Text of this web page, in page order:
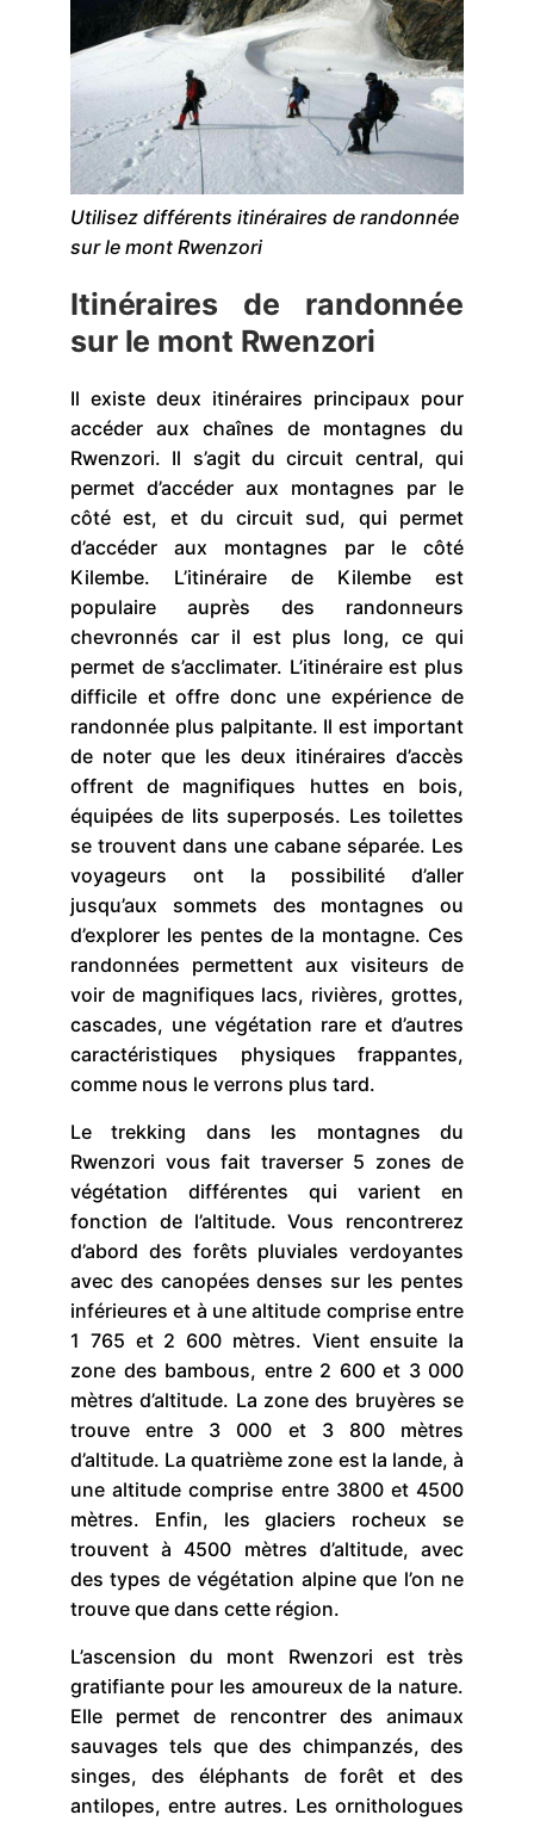
Utilisez différents itinéraires de randonnée
sur le mont Rwenzori
Itinéraires de randonnée
sur le mont Rwenzori
Il existe deux itinéraires principaux pour
accéder aux chaînes de montagnes du
Rwenzori. Il s’agit du circuit central, qui
permet d’accéder aux montagnes par le
côté est, et du circuit sud, qui permet
d’accéder aux montagnes par le côté
Kilembe. L’itinéraire de Kilembe est
populaire auprès des randonneurs
chevronnés car il est plus long, ce qui
permet de s’acclimater. L’itinéraire est plus
difficile et offre donc une expérience de
randonnée plus palpitante. Il est important
de noter que les deux itinéraires d’accès
offrent de magnifiques huttes en bois,
équipées de lits superposés. Les toilettes
se trouvent dans une cabane séparée. Les
voyageurs ont la possibilité d’aller
jusqu’aux sommets des montagnes ou
d’explorer les pentes de la montagne. Ces
randonnées permettent aux visiteurs de
voir de magnifiques lacs, rivières, grottes,
cascades, une végétation rare et d’autres
caractéristiques physiques frappantes,
comme nous le verrons plus tard.
Le trekking dans les montagnes du
Rwenzori vous fait traverser 5 zones de
végétation différentes qui varient en
fonction de l’altitude. Vous rencontrerez
d’abord des forêts pluviales verdoyantes
avec des canopées denses sur les pentes
inférieures et à une altitude comprise entre
1 765 et 2 600 mètres. Vient ensuite la
zone des bambous, entre 2 600 et 3 000
mètres d’altitude. La zone des bruyères se
trouve entre 3 000 et 3 800 mètres
d’altitude. La quatrième zone est la lande, à
une altitude comprise entre 3800 et 4500
mètres. Enfin, les glaciers rocheux se
trouvent à 4500 mètres d’altitude, avec
des types de végétation alpine que l’on ne
trouve que dans cette région.
L’ascension du mont Rwenzori est très
gratifiante pour les amoureux de la nature.
Elle permet de rencontrer des animaux
sauvages tels que des chimpanzés, des
singes, des éléphants de forêt et des
antilopes, entre autres. Les ornithologues